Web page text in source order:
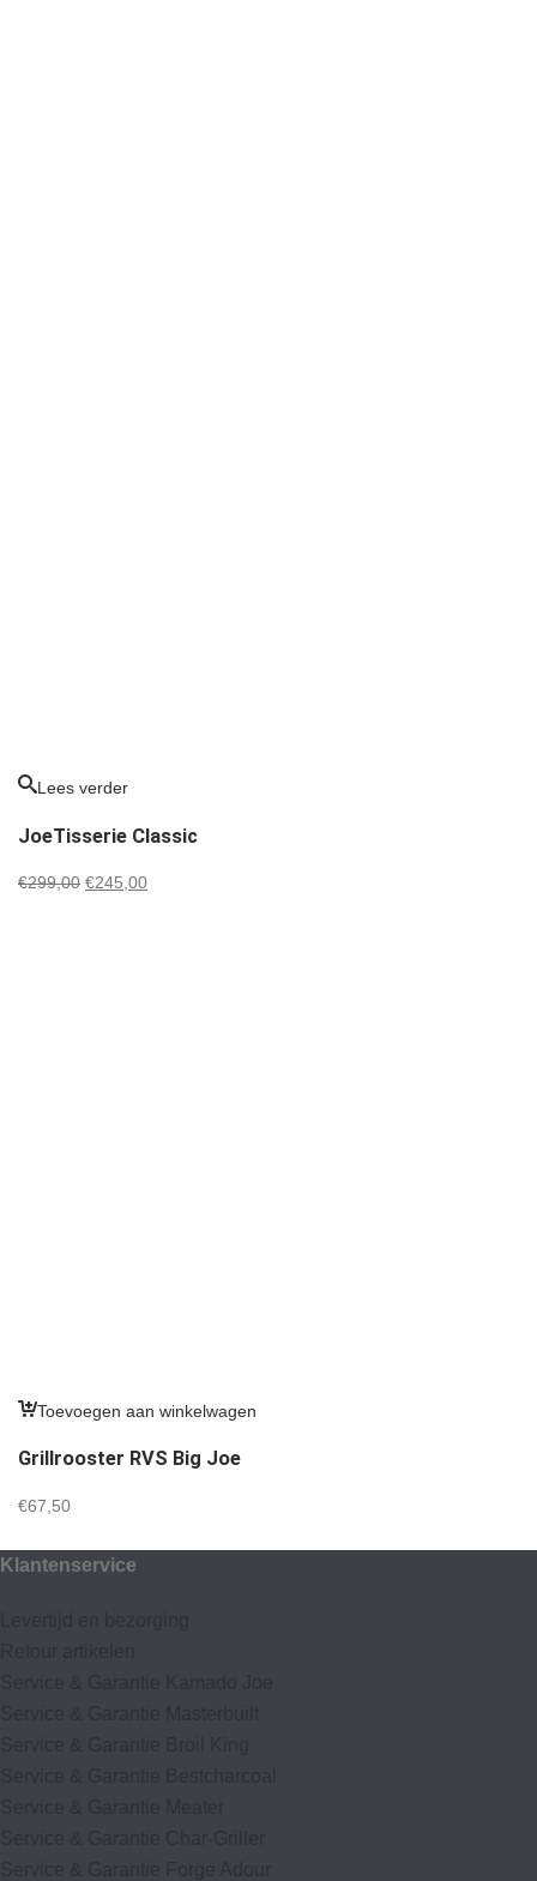
Lees verder
JoeTisserie Classic
€299,00 Oorspronkelijke
€245,00Huidige
Toevoegen aan winkelwagen
Grillrooster RVS Big Joe
€67,50
Klantenservice
Levertijd en bezorging
Retour artikelen
Service & Garantie Kamado Joe
Service & Garantie Masterbuilt
Service & Garantie Broil King
Service & Garantie Bestcharcoal
Service & Garantie Meater
Service & Garantie Char-Griller
Service & Garantie Forge Adour